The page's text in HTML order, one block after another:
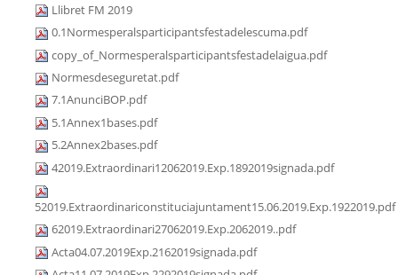
Llibret FM 2019
0.1Normesperalsparticipantsfestadelescuma.pdf
copy_of_Normesperalsparticipantsfestadelaigua.pdf
Normesdeseguretat.pdf
7.1AnunciBOP.pdf
5.1Annex1bases.pdf
5.2Annex2bases.pdf
42019.Extraordinari12062019.Exp.1892019signada.pdf
52019.Extraordinariconstituciajuntament15.06.2019.Exp.1922019.pdf
62019.Extraordinari27062019.Exp.2062019..pdf
Acta04.07.2019Exp.2162019signada.pdf